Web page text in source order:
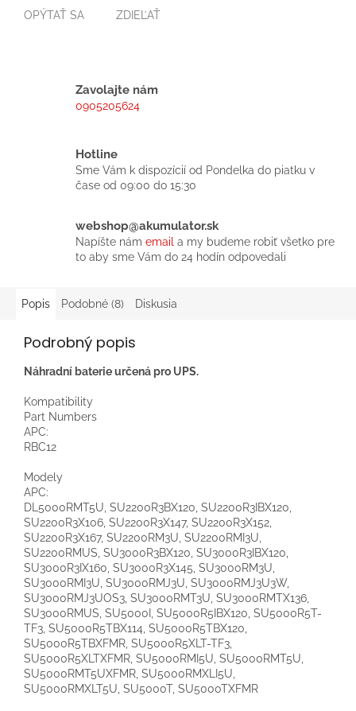
OPÝTAŤ SA ZDIEĽAŤ
Zavolajte nám
0905205624
Hotline
Sme Vám k dispozícií od Pondelka do piatku v
čase od 09:00 do 15:30
webshop@akumulator.sk
Napíšte nám email a my budeme robiť všetko pre
to aby sme Vám do 24 hodín odpovedali
Popis Podobné (8) Diskusia
Podrobný popis
Náhradní baterie určená pro UPS.
Kompatibility
Part Numbers
APC:
RBC12
Modely
APC:
DL5000RMT5U , SU2200R3BX120, SU2200R3IBX120,
SU2200R3X106, SU2200R3X147, SU2200R3X152,
SU2200R3X167, SU2200RM3U, SU2200RMI3U,
SU2200RMUS, SU3000R3BX120, SU3000R3IBX120,
SU3000R3IX160, SU3000R3X145, SU3000RM3U,
SU3000RMI3U, SU3000RMJ3U, SU3000RMJ3U3W,
SU3000RMJ3UOS3, SU3000RMT3U, SU3000RMTX136,
SU3000RMUS, SU5000I, SU5000R5IBX120, SU5000R5T-
TF3, SU5000R5TBX114 , SU5000R5TBX120,
SU5000R5TBXFMR, SU5000R5XLT-TF3,
SU5000R5XLTXFMR, SU5000RMI5U, SU5000RMT5U,
SU5000RMT5UXFMR, SU5000RMXLI5U,
SU5000RMXLT5U, SU5000T, SU5000TXFMR